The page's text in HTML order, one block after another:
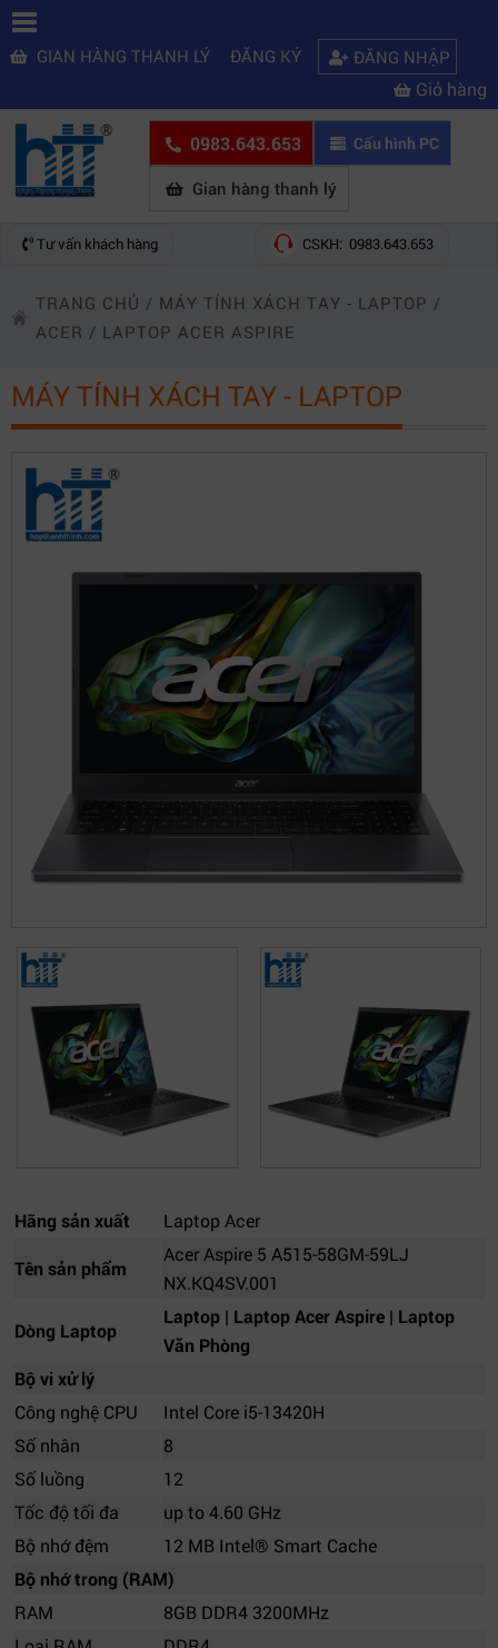
GIAN HÀNG THANH LÝ ĐĂNG KÝ ĐĂNG NHẬP
Giỏ hàng
0983.643.653 Cấu hình PC
Gian hàng thanh lý
Tư vấn khách hàng CSKH: 0983.643.653
TRANG CHỦ / MÁY TÍNH XÁCH TAY - LAPTOP /
ACER / LAPTOP ACER ASPIRE
MÁY TÍNH XÁCH TAY - LAPTOP
Hãng sản xuất Laptop Acer
Tên sản phẩm
Acer Aspire 5 A515-58GM-59LJ
NX.KQ4SV.001
Dòng Laptop
Laptop | Laptop Acer Aspire | Laptop
Văn Phòng
Bộ vi xử lý
Công nghệ CPU
Intel Core i5-13420H
Số nhân
8
Số luồng
12
Tốc độ tối đa
up to 4.60 GHz
Bộ nhớ đệm
12 MB Intel® Smart Cache
Bộ nhớ trong (RAM)
RAM
8GB DDR4 3200MHz